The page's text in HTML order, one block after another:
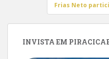
Frias Neto
INVISTA EM